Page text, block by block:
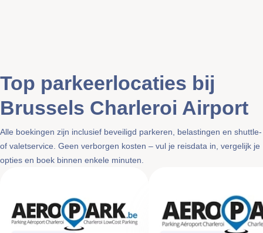
Top parkeerlocaties bij
Brussels Charleroi Airport
Alle boekingen zijn inclusief beveiligd parkeren, belastingen en shuttle-
of valetservice. Geen verborgen kosten – vul je reisdata in, vergelijk je
opties en boek binnen enkele minuten.